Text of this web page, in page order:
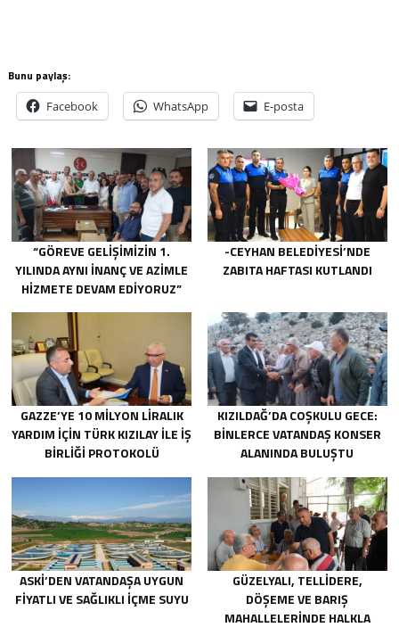
Bunu paylaş:
Facebook WhatsApp E-posta
“GÖREVE GELIŞIMIZIN 1.
YILINDA AYNI INANÇ VE AZIMLE
HIZMETE DEVAM EDIYORUZ”
-CEYHAN BELEDIYESI’NDE
ZABITA HAFTASI KUTLANDI
GAZZE’YE 10 MILYON LIRALIK
YARDIM IÇIN TÜRK KIZILAY ILE IŞ
BIRLIĞI PROTOKOLÜ
KIZILDAĞ’DA COŞKULU GECE:
BINLERCE VATANDAŞ KONSER
ALANINDA BULUŞTU
ASKİ’DEN VATANDAŞA UYGUN
FIYATLI VE SAĞLIKLI IÇME SUYU
GÜZELYALI, TELLIDERE,
DÖŞEME VE BARIŞ
MAHALLELERINDE HALKLA